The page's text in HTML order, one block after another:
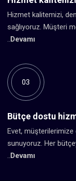
Hizmet kalitemizi,
sağlıyoruz. Müşteri
.. Devamı
03
Bütçe dostu
Evet,
sunuyoruz. Her
.. Devamı